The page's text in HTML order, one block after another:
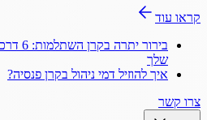
קראו עוד
שלך
איך להוזיל דמי ניהול בקרן פנסיה?
צרו קשר